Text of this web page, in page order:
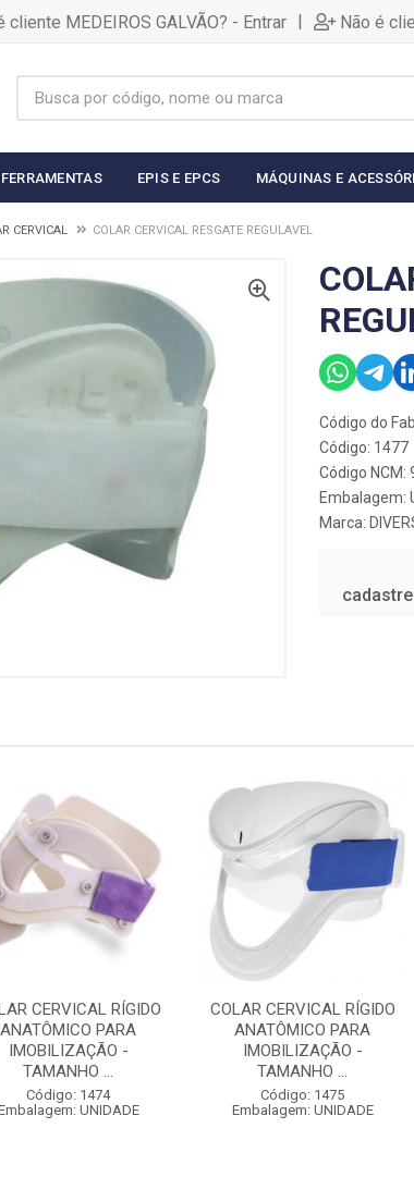
cliente MEDEIROS GALVÃO? - Entrar | Não é
FERRAMENTAS EPIS E EPCS MÁQUINAS E
CERVICAL COLAR CERVICAL RESGATE REGULAVEL
Código do
Código: 1477
Código NCM:
Embalagem:
Marca:
CERVICAL RÍGIDO
ANATÔMICO PARA
IMOBILIZAÇÃO -
TAMANHO ...
Código: 1474
UNIDADE
COLAR CERVICAL RÍGIDO
ANATÔMICO PARA
IMOBILIZAÇÃO -
TAMANHO ...
Código: 1475
Embalagem: UNIDADE